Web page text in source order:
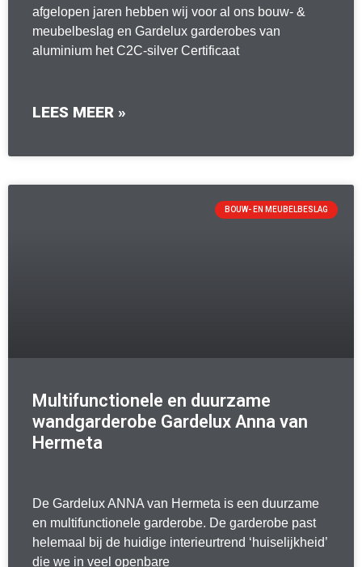
afgelopen jaren hebben wij voor al ons bouw- &
meubelbeslag en Gardelux garderobes van
aluminium het C2C-silver Certificaat
LEES MEER »
BOUW- EN MEUBELBESLAG
Multifunctionele en duurzame
wandgarderobe Gardelux Anna van
Hermeta
De Gardelux ANNA van Hermeta is een duurzame
en multifunctionele garderobe. De garderobe past
helemaal bij de huidige interieurtrend ‘huiselijkheid’
die we in veel openbare